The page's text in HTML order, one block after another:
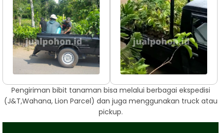
Pengiriman bibit tanaman bisa melalui berbagai ekspedisi
(J&T,Wahana, Lion Parcel) dan juga menggunakan truck atau
pickup.